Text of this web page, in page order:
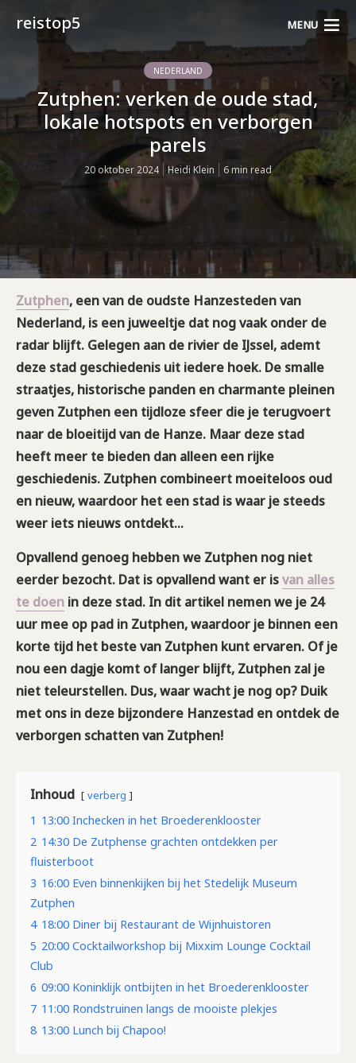
reistop5 MENU
NEDERLAND
Zutphen: verken de oude stad,
lokale hotspots en verborgen
parels
20 oktober 2024 Heidi Klein 6 min read
Zutphen, een van de oudste Hanzesteden van
Nederland, is een juweeltje dat nog vaak onder de
radar blijft. Gelegen aan de rivier de IJssel, ademt
deze stad geschiedenis uit iedere hoek. De smalle
straatjes, historische panden en charmante pleinen
geven Zutphen een tijdloze sfeer die je terugvoert
naar de bloeitijd van de Hanze. Maar deze stad
heeft meer te bieden dan alleen een rijke
geschiedenis. Zutphen combineert moeiteloos oud
en nieuw, waardoor het een stad is waar je steeds
weer iets nieuws ontdekt…
Opvallend genoeg hebben we Zutphen nog niet
eerder bezocht. Dat is opvallend want er isvan alles
te doen in deze stad. In dit artikel nemen we je 24
uur mee op pad in Zutphen, waardoor je binnen een
korte tijd het beste van Zutphen kunt ervaren. Of je
nou een dagje komt of langer blijft, Zutphen zal je
niet teleurstellen. Dus, waar wacht je nog op? Duik
met ons in deze bijzondere Hanzestad en ontdek de
verborgen schatten van Zutphen!
Inhoud verberg
1 13:00 Inchecken in het Broederenklooster
2 14:30 De Zutphense grachten ontdekken per
fluisterboot
3 16:00 Even binnenkijken bij het Stedelijk Museum
Zutphen
4 18:00 Diner bij Restaurant de Wijnhuistoren
5 20:00 Cocktailworkshop bij Mixxim Lounge Cocktail
Club
6 09:00 Koninklijk ontbijten in het Broederenklooster
7 11:00 Rondstruinen langs de mooiste plekjes
8 13:00 Lunch bij Chapoo!